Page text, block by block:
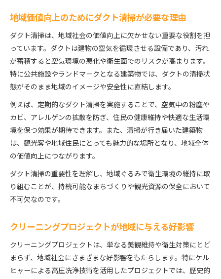
地域価値向上のためにダクト清掃が必要な理由
ダクト清掃は、地域社会の価値向上に欠かせない重要な役割を担
っています。ダクトは建物の空気を循環させる設備であり、汚れ
が蓄積すると空気環境の悪化や衛生面でのリスクが高まります。
特に公共施設やランドマークとなる建築物では、ダクトの清掃状
態がそのまま地域のイメージや安全性に直結します。
例えば、定期的なダクト清掃を実施することで、空気中の粉塵や
カビ、アレルゲンの拡散を防ぎ、住民の健康維持や快適な生活環
境を保つ効果が期待できます。また、清掃が行き届いた建築物
は、観光客や地域住民にとっても魅力的な場所となり、地域全体
の価値向上につながります。
ダクト清掃の重要性を理解し、地域ぐるみで衛生環境の維持に取
り組むことが、持続可能なまちづくりや観光資源の保全において
不可欠なのです。
クリーニングプロジェクトが地域に与える好影響
クリーニングプロジェクトは、単なる美観維持や衛生対策にとど
まらず、地域社会にさまざまな好影響をもたらします。特にケル
ヒャーによる高圧洗浄技術を活用したプロジェクトでは、歴史的